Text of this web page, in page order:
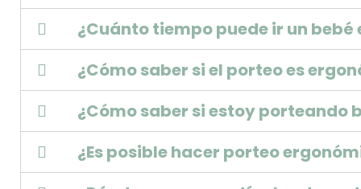
¿Cuánto tiempo puede ir un bebé
¿Cómo saber si el porteo es
¿Cómo saber si estoy porteando
¿Es posible hacer porteo